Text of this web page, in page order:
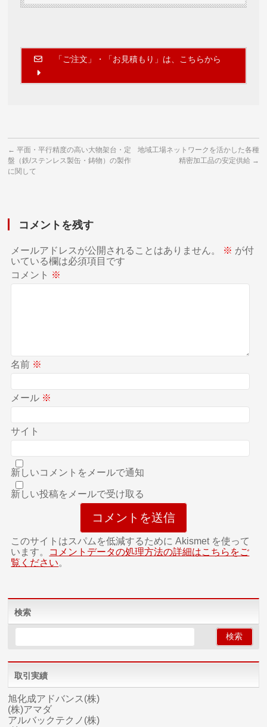
「ご注文」・「お見積もり」は、こちらから
← 平面・平行精度の高い大物架台・定
盤（鉄/ステンレス製缶・鋳物）の製作
に関して
地域工場ネットワークを活かした各種
精密加工品の安定供給 →
コメントを残す
メールアドレスが公開されることはありません。 ※ が付
いている欄は必須項目です
コメント ※
名前 ※
メール ※
サイト
新しいコメントをメールで通知
新しい投稿をメールで受け取る
このサイトはスパムを低減するために Akismet を使って
います。 コメントデータの処理方法の詳細はこちらをご
覧ください。
検索
取引実績
旭化成アドバンス(株)
(株)アマダ
アルバックテクノ(株)